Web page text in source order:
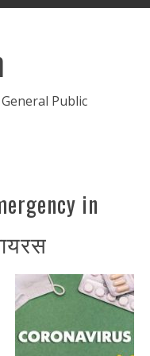
Public
in